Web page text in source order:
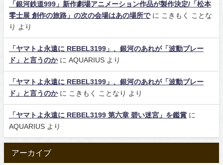
「銀河鉄道999」新作劇場アニメーション作品が製作決定/「松本
零士展 創作の旅路」の次の会場はあの場所でに こきもく ことな
り
より
「ヤマトよ永遠に REBEL3199」、銀河のあれが「波動ブレー
ド」と言うのかに AQUARIUS より
「ヤマトよ永遠に REBEL3199」、銀河のあれが「波動ブレー
ド」と言うのかに こきもく ことなり より
「ヤマトよ永遠に REBEL3199 第六章 碧い迷宮」を鑑賞 に
AQUARIUS より
アーカイブ